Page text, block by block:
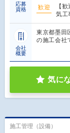
応募
資格
歓迎
【
気工
会社
概要
東京都墨田
の施工会社
気に
施工管理（設備）